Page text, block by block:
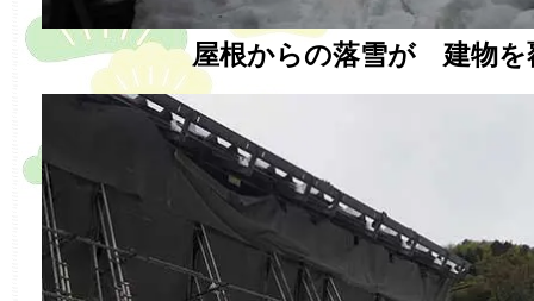
屋根からの落雪が 建物を